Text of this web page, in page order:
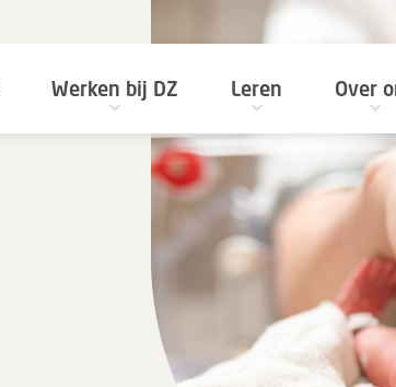
Werken bij DZ Leren Over